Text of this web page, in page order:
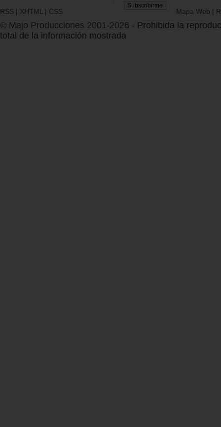
RSS | XHTML | CSS Mapa Web |
© Majo Producciones 2001-2026 - Prohibida la
total de la información mostrada